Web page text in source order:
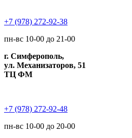
+7 (978) 272-92-38
пн-вс 10-00 до 21-00
г. Симферополь,
ул. Механизаторов, 51
ТЦ ФМ
+7 (978) 272-92-48
пн-вс 10-00 до 20-00